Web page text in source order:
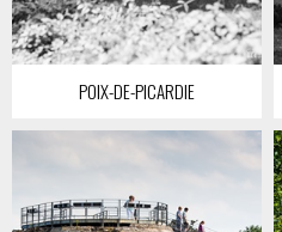
POIX-DE-PICARDIE